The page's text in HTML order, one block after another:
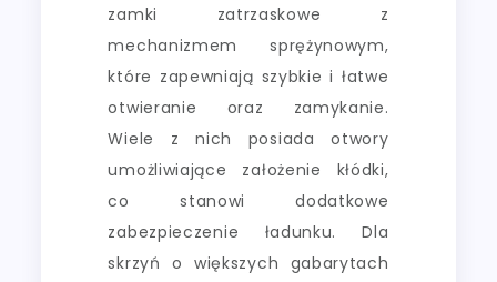
zamki zatrzaskowe z
mechanizmem sprężynowym,
które zapewniają szybkie i łatwe
otwieranie oraz zamykanie.
Wiele z nich posiada otwory
umożliwiające założenie kłódki,
co stanowi dodatkowe
zabezpieczenie ładunku. Dla
skrzyń o większych gabarytach